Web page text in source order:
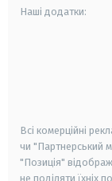
Наші додатки:
Всі комерційні
чи "Партнерський
"Позиція"
не поділяти їхніх